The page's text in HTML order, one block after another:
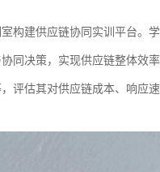
构建供应链协同实训平台。
同决策，实现供应链整体效
评估其对供应链成本、响应